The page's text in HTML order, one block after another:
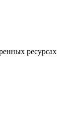
ресурсах